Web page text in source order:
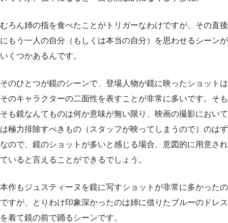
むろん姉の指を食べたことがトリガーなわけですが、その直後
にもう一人の自分（もしくは本当の自分）を思わせるシーンが
いくつかあるんです。
そのひとつが鏡のシーンで、登場人物が鏡に映ったショットは
そのキャラクターの二面性を表すことが非常に多いです。そも
そも鏡なんてものは何か意味が無い限り、映画の撮影において
は極力排除すべきもの（スタッフが映ってしまうので）のはず
なので、鏡のショットが多いと感じる場合、意図的に用意され
ていると言えることができるでしょう。
本作もジュスティーヌを鏡に写すショットが非常に多かったの
ですが、とりわけ印象深かったのは姉に借りたブルーのドレス
を着て鏡の前で踊るシーンです。